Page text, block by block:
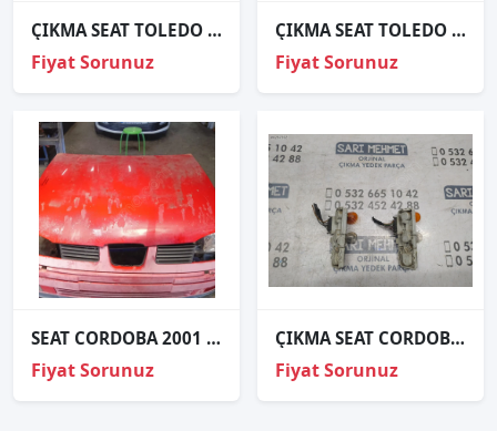
ÇIKMA SEAT TOLEDO DİREKSİYON ALT ÜST KAPAĞI
Fiyat Sorunuz
ÇIKMA SEAT TOLEDO FAR AYAR DÜĞMESİ
Fiyat Sorunuz
SEAT CORDOBA 2001 MODEL TAMPON PANJUR ÇAMURLUK FAR ORİJİNAL ÇIKMA
Fiyat Sorunuz
ÇIKMA SEAT CORDOBA SAĞ SOL ARKA STOP DUYU
Fiyat Sorunuz